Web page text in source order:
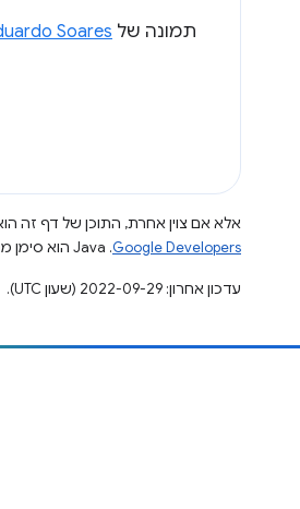
תמונה של Soares
אלא אם צוין אחרת, התוכן של דף זה הוא
Google Developers‏.‏ Java הוא סימן מסחרי רשום של חברת Oracle ו/או של השותפים העצמאיים שלה.
עדכון אחרון: 2022-09-29 (שעון UTC).